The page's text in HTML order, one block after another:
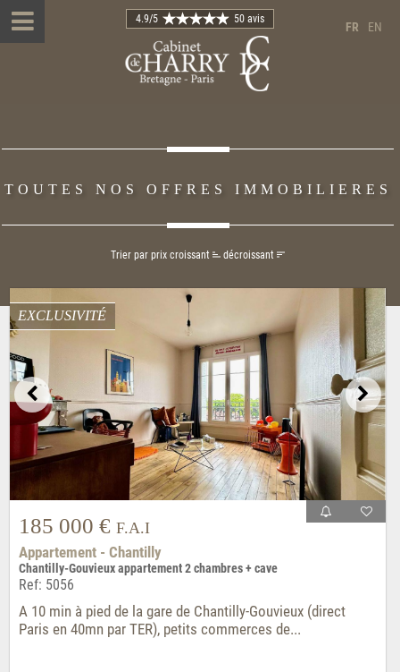
FR EN
4.9/5 50 avis
TOUTES NOS OFFRES IMMOBILIERES
Trier par prix croissant décroissant
EXCLUSIVITÉ
185 000 € F.A.I
Appartement - Chantilly
Chantilly-Gouvieux appartement 2 chambres + cave
Ref: 5056
A 10 min à pied de la gare de Chantilly-Gouvieux (direct
Paris en 40mn par TER), petits commerces de...